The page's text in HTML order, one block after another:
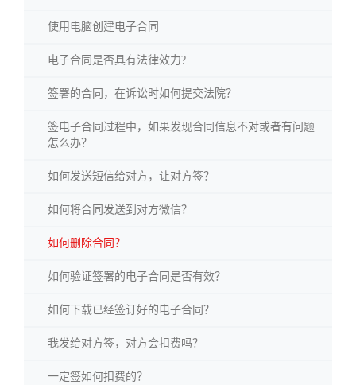
使用电脑创建电子合同
电子合同是否具有法律效力?
签署的合同，在诉讼时如何提交法院？
签电子合同过程中，如果发现合同信息不对或者有问题
怎么办？
如何发送短信给对方，让对方签？
如何将合同发送到对方微信？
如何删除合同？
如何验证签署的电子合同是否有效？
如何下载已经签订好的电子合同？
我发给对方签，对方会扣费吗？
一定签如何扣费的？